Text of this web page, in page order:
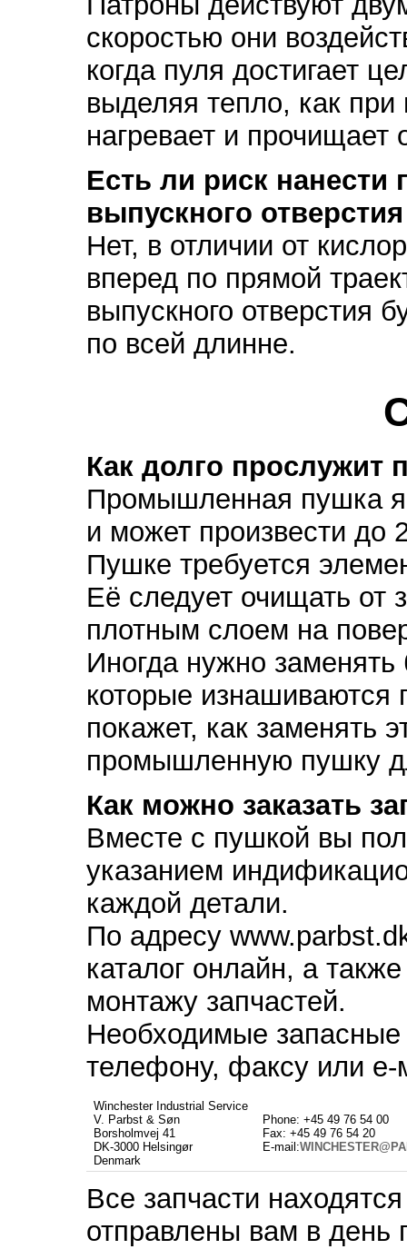
скоростью они
когда пуля достигает
выделяя тепло, как
нагревает и прочищает
Есть ли риск нанести
выпускного
Нет, в отличии от
вперед по прямой
выпускного отверстия
по всей длинне.
Как долго
Промышленная пушка
и может произвести до
Пушке требуется
Её следует очищать от
плотным слоем на
Иногда нужно
которые изнашиваются
покажет, как заменять
промышленную пушку
Как можно заказать
Вместе с пушкой вы
указанием
каждой детали.
По адресу
каталог онлайн, а
монтажу запчастей.
Необходимые запасные
телефону, факсу или
Winchester Industrial Service
V. Parbst & Søn
Borsholmvej 41
DK-3000 Helsingør
Denmark
Phone: +45 49 76 54 00
Fax: +45 49 76 54 20
E-mail:
Все запчасти
отправлены вам в день